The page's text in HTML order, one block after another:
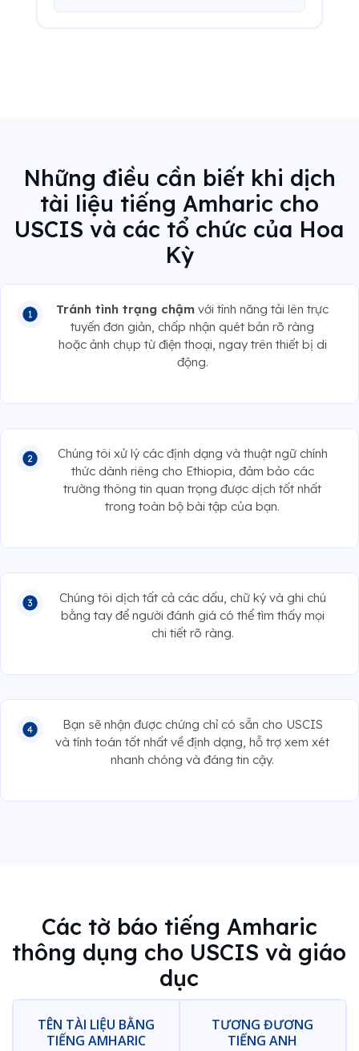
Những điều cần biết khi dịch
tài liệu tiếng Amharic cho
USCIS và các tổ chức của Hoa
Kỳ
Tránh tình trạng chậm với tính năng tải lên trực
tuyến đơn giản, chấp nhận quét bản rõ ràng
hoặc ảnh chụp từ điện thoại, ngay trên thiết bị di
động.
Chúng tôi xử lý các định dạng và thuật ngữ chính
thức dành riêng cho Ethiopia, đảm bảo các
trường thông tin quan trọng được dịch tốt nhất
trong toàn bộ bài tập của bạn.
Chúng tôi dịch tất cả các dấu, chữ ký và ghi chú
bằng tay để người đánh giá có thể tìm thấy mọi
chi tiết rõ ràng.
Bạn sẽ nhận được chứng chỉ có sẵn cho USCIS
và tính toán tốt nhất về định dạng, hỗ trợ xem xét
nhanh chóng và đáng tin cậy.
Các tờ báo tiếng Amharic
thông dụng cho USCIS và giáo
dục
TÊN TÀI LIỆU BẰNG
TIẾNG AMHARIC
TƯƠNG ĐƯƠNG
TIẾNG ANH